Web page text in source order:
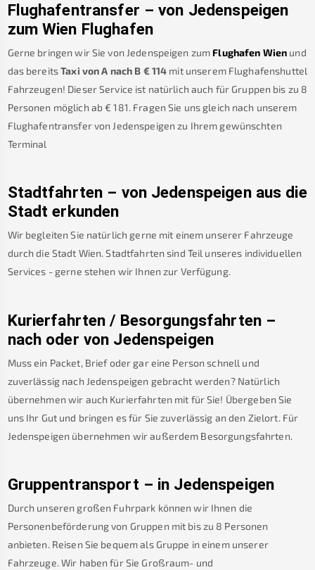
Flughafentransfer – von Jedenspeigen
zum Wien Flughafen
Gerne bringen wir Sie von Jedenspeigen zum Flughafen Wien und
das bereitsTaxi von A nach B €114 mit unserem Flughafenshuttel
Fahrzeugen! Dieser Service ist natürlich auch für Gruppen bis zu 8
Personen möglich ab € 181. Fragen Sie uns gleich nach unserem
Flughafentransfer von Jedenspeigen zu Ihrem gewünschten
Terminal
Stadtfahrten – von Jedenspeigen aus die
Stadt erkunden
Wir begleiten Sie natürlich gerne mit einem unserer Fahrzeuge
durch die Stadt Wien. Stadtfahrten sind Teil unseres individuellen
Services - gerne stehen wir Ihnen zur Verfügung.
Kurierfahrten / Besorgungsfahrten –
nach oder von Jedenspeigen
Muss ein Packet, Brief oder gar eine Person schnell und
zuverlässig nach Jedenspeigen gebracht werden? Natürlich
übernehmen wir auch Kurierfahrten mit für Sie! Übergeben Sie
uns Ihr Gut und bringen es für Sie zuverlässig an den Zielort. Für
Jedenspeigen übernehmen wir außerdem Besorgungsfahrten.
Gruppentransport – in Jedenspeigen
Durch unseren großen Fuhrpark können wir Ihnen die
Personenbeförderung von Gruppen mit bis zu 8 Personen
anbieten. Reisen Sie bequem als Gruppe in einem unserer
Fahrzeuge. Wir haben für Sie Großraum- und